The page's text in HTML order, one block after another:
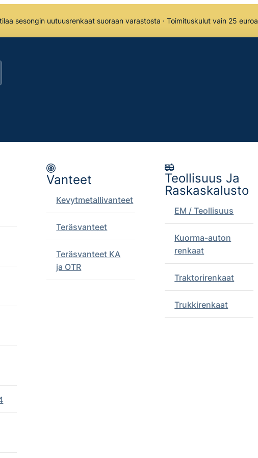
sesongin uutuusrenkaat suoraan varastosta · Toimituskulut vain 25 euroa
Vanteet
Kevytmetallivanteet
Teräsvanteet
Teräsvanteet KA
ja OTR
Teollisuus Ja
Raskaskalusto
EM / Teollisuus
Kuorma-auton
renkaat
Traktorirenkaat
Trukkirenkaat